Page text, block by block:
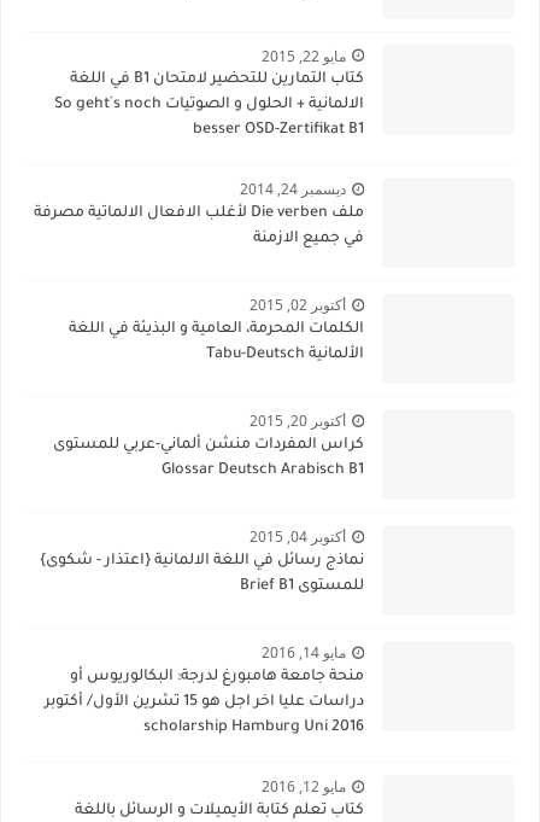
مايو 22, 2015
كتاب التمارين للتحضير لامتحان B1 في اللغة
الالمانية + الحلول و الصوتيات So geht´s noch
besser OSD-Zertifikat B1
ديسمبر 24, 2014
ملف Die verben لأغلب الافعال الالماتية مصرفة
في جميع الازمنة
أكتوبر 02, 2015
الكلمات المحرمة، العامية و البذيئة في اللغة
الألمانية Tabu-Deutsch
أكتوبر 20, 2015
كراس المفردات منشن ألماني-عربي للمستوى
Glossar Deutsch Arabisch B1
أكتوبر 04, 2015
نماذج رسائل في اللغة الالمانية {اعتذار - شكوى}
للمستوى Brief B1
مايو 14, 2016
منحة جامعة هامبورغ لدرجة: البكالوريوس أو
دراسات عليا اخر اجل هو 15 تشرين الأول/ أكتوبر
2016 scholarship Hamburg Uni
مايو 12, 2016
كتاب تعلم كتابة الأيميلات و الرسائل باللغة